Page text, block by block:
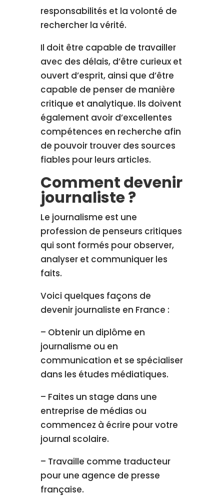
responsabilités et la volonté de
rechercher la vérité.
Il doit être capable de travailler
avec des délais, d’être curieux et
ouvert d’esprit, ainsi que d’être
capable de penser de manière
critique et analytique. Ils doivent
également avoir d’excellentes
compétences en recherche afin
de pouvoir trouver des sources
fiables pour leurs articles.
Comment devenir
journaliste ?
Le journalisme est une
profession de penseurs critiques
qui sont formés pour observer,
analyser et communiquer les
faits.
Voici quelques façons de
devenir journaliste en France :
– Obtenir un diplôme en
journalisme ou en
communication et se spécialiser
dans les études médiatiques.
– Faites un stage dans une
entreprise de médias ou
commencez à écrire pour votre
journal scolaire.
– Travaille comme traducteur
pour une agence de presse
française.